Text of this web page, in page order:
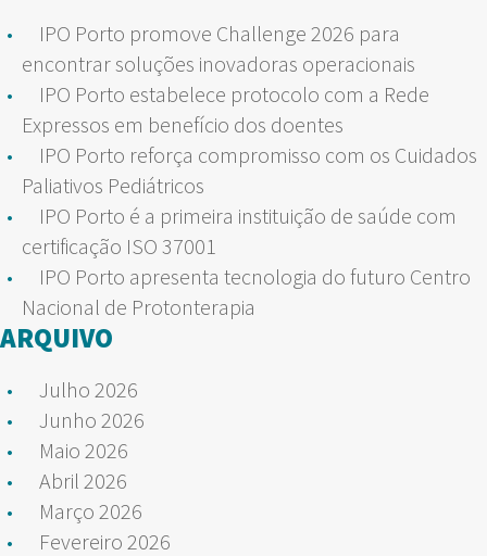
IPO Porto promove Challenge 2026 para
encontrar soluções inovadoras operacionais
IPO Porto estabelece protocolo com a Rede
Expressos em benefício dos doentes
IPO Porto reforça compromisso com os Cuidados
Paliativos Pediátricos
IPO Porto é a primeira instituição de saúde com
certificação ISO 37001
IPO Porto apresenta tecnologia do futuro Centro
Nacional de Protonterapia
ARQUIVO
Julho 2026
Junho 2026
Maio 2026
Abril 2026
Março 2026
Fevereiro 2026